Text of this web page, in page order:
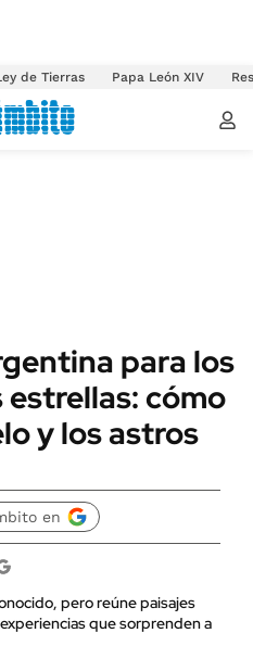
de Tierras Papa León XIV
para los
cómo
y los astros
en
pero reúne paisajes
que sorprenden a